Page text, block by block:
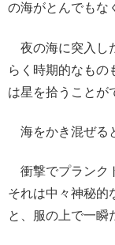
の海がとんでもな
夜の海に突入し
らく時期的なもの
は星を拾うことが
海をかき混ぜる
衝撃でプランク
それは中々神秘的
と、服の上で一瞬